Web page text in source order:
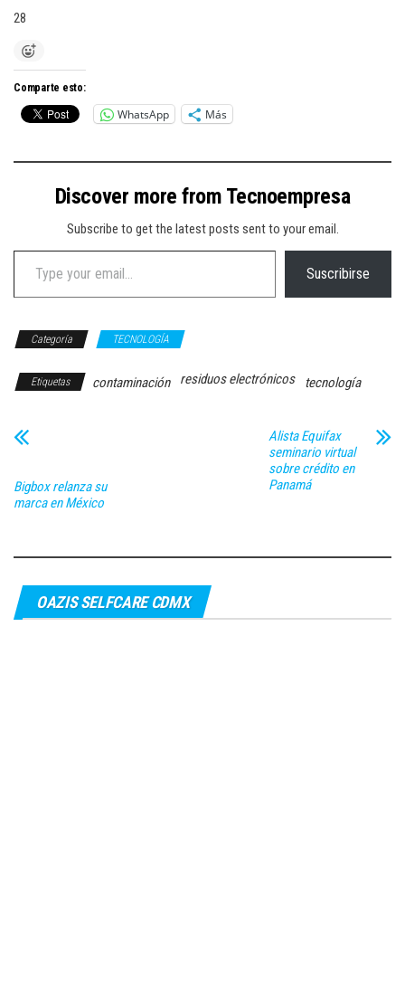
28
Comparte esto:
WhatsApp Más
Discover more from Tecnoempresa
Subscribe to get the latest posts sent to your email.
Type your email…
Suscribirse
Categoría TECNOLOGÍA
Etiquetas contaminación residuos electrónicos tecnología
Bigbox relanza su
marca en México
Alista Equifax
seminario virtual
sobre crédito en
Panamá
OAZIS SELFCARE CDMX